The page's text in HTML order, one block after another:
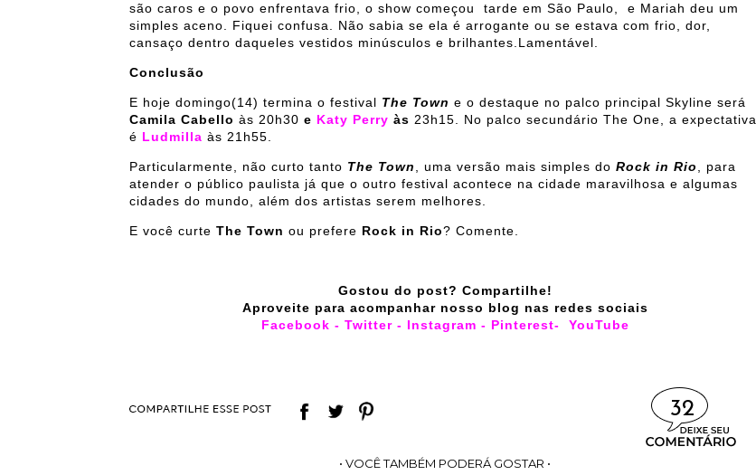
são caros e o povo enfrentava frio, o show começou tarde em São Paulo, e Mariah deu um
simples aceno. Fiquei confusa. Não sabia se ela é arrogante ou se estava com frio, dor,
cansaço dentro daqueles vestidos minúsculos e brilhantes.Lamentável.
Conclusão
E hoje domingo(14) termina o festival The Town e o destaque no palco principal Skyline será
Camila Cabello às 20h30 e Katy Perry às 23h15. No palco secundário The One, a expectativa
é Ludmilla às 21h55.
Particularmente, não curto tanto The Town , uma versão mais simples do Rock in Rio
, para
atender o público paulista já que o outro festival acontece na cidade maravilhosa e algumas
cidades do mundo, além dos artistas serem melhores.
E você curte The Town ou prefere Rock in Rio? Comente.
Gostou do post? Compartilhe!
Aproveite para acompanhar nosso blog nas redes sociais
Facebook - Twitter- Instagram - Pinterest- YouTube
32
• VOCÊ TAMBÉM PODERÁ GOSTAR •